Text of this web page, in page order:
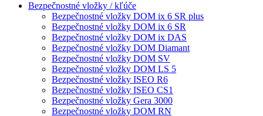
Bezpečnostné vložky / kľúče
Bezpečnostné vložky DOM ix 6 SR plus
Bezpečnostné vložky DOM ix 6 SR
Bezpečnostné vložky DOM ix DAS
Bezpečnostné vložky DOM Diamant
Bezpečnostné vložky DOM SV
Bezpečnostné vložky DOM LS 5
Bezpečnostné vložky ISEO R6
Bezpečnostné vložky ISEO CS1
Bezpečnostné vložky Gera 3000
Bezpečnostné vložky DOM RN